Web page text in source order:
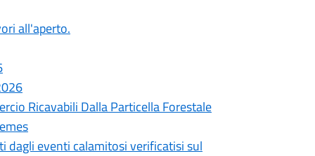
all'aperto.
Ricavabili Dalla Particella Forestale
dagli eventi calamitosi verificatisi sul